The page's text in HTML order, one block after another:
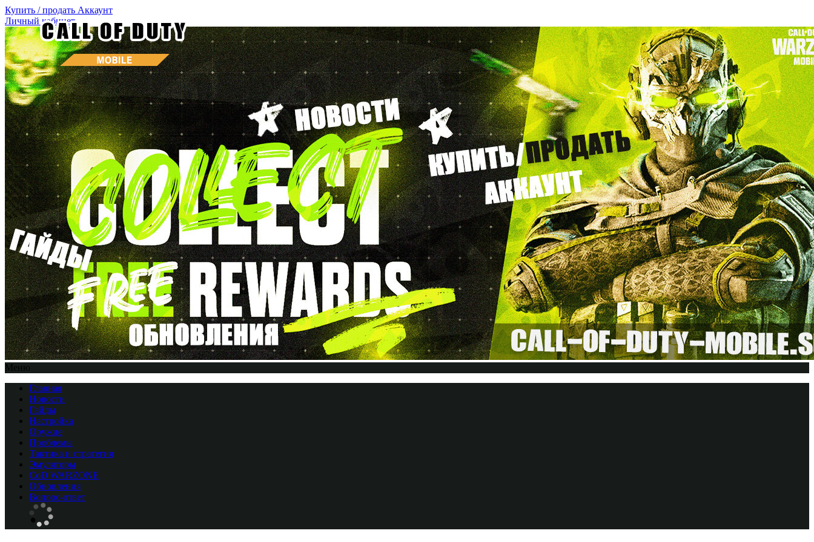
Купить / продать Аккаунт
Личный кабинет
Меню
Главная
Новости
Гайды
Настройка
Оружие
Проблемы
Тактика и стратегия
Эмуляторы
CоD WARZONE
Обновления
Вопрос-ответ